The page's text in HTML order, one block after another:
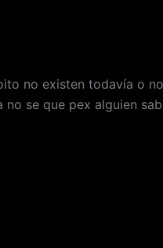
no existen todavía o
se que pex alguien